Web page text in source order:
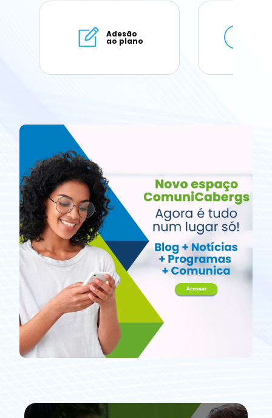
Adesão
ao plano